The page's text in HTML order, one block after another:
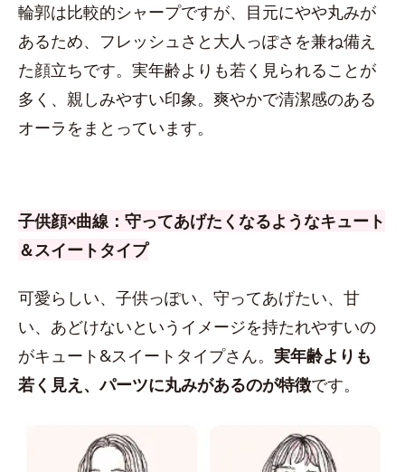
輪郭は比較的シャープですが、目元にやや丸みが
あるため、フレッシュさと大人っぽさを兼ね備え
た顔立ちです。実年齢よりも若く見られることが
多く、親しみやすい印象。爽やかで清潔感のある
オーラをまとっています。
子供顔×曲線：守ってあげたくなるようなキュート
＆スイートタイプ
可愛らしい、子供っぽい、守ってあげたい、甘
い、あどけないというイメージを持たれやすいの
がキュート&スイートタイプさん。 実年齢よりも
若く見え、パーツに丸みがあるのが特徴です。